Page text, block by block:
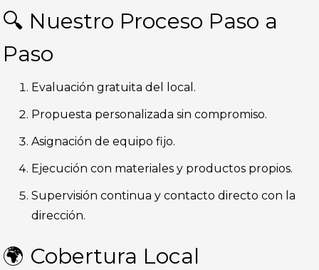
🔍 Nuestro Proceso Paso a
Paso
Evaluación gratuita del local.
Propuesta personalizada sin compromiso.
Asignación de equipo fijo.
Ejecución con materiales y productos propios.
Supervisión continua y contacto directo con la
dirección.
🌍 Cobertura Local